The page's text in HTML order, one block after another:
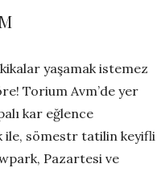
yaşamak istemez
Torium Avm’de yer
kar eğlence
ile, sömestr tatilin keyifli
Pazartesi ve